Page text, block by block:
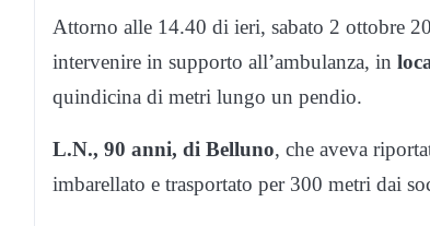
Attorno alle 14.40 di ieri, sabato 2 ottobre
intervenire in supporto all’ambulanza, in
quindicina di metri lungo un pendio.
L.N., 90 anni, di Belluno, che aveva
imbarellato e trasportato per 300 metri dai